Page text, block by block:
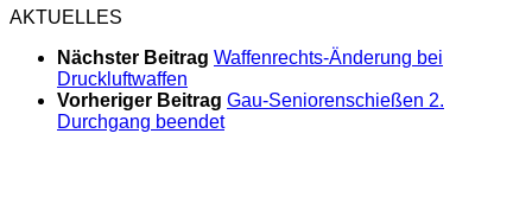
AKTUELLES
Nächster Beitrag Waffenrechts-Änderung bei
Druckluftwaffen
Vorheriger Beitrag Gau-Seniorenschießen 2.
Durchgang beendet